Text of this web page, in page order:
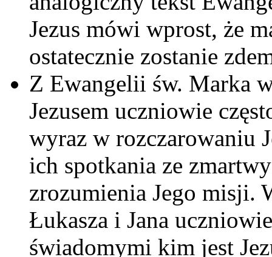
Jezus mówi wprost, że
ostatecznie zostanie
Z Ewangelii św. Marka
Jezusem uczniowie
wyraz w rozczarowaniu
ich spotkania ze
zrozumienia Jego misji.
Łukasza i Jana
świadomymi kim jest